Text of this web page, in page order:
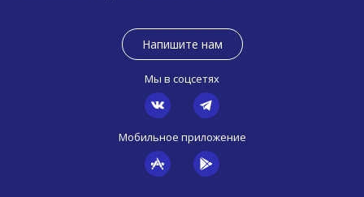
Напишите нам
Мы в соцсетях
Мобильное приложение